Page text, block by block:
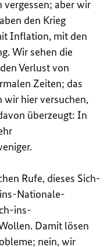
aber wir
den Krieg
Inflation, mit den
Wir sehen die
Verlust von
Zeiten; das
wir hier versuchen,
überzeugt: In
Rufe, dieses Sich-
Nationale-
ins-
Damit lösen
nein, wir